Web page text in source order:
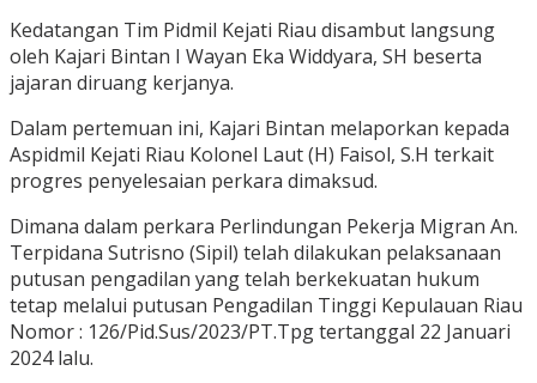
Kedatangan Tim Pidmil Kejati Riau disambut langsung
oleh Kajari Bintan I Wayan Eka Widdyara, SH beserta
jajaran diruang kerjanya.
Dalam pertemuan ini, Kajari Bintan melaporkan kepada
Aspidmil Kejati Riau Kolonel Laut (H) Faisol, S.H terkait
progres penyelesaian perkara dimaksud.
Dimana dalam perkara Perlindungan Pekerja Migran An.
Terpidana Sutrisno (Sipil) telah dilakukan pelaksanaan
putusan pengadilan yang telah berkekuatan hukum
tetap melalui putusan Pengadilan Tinggi Kepulauan Riau
Nomor : 126/Pid.Sus/2023/PT.Tpg tertanggal 22 Januari
2024 lalu.